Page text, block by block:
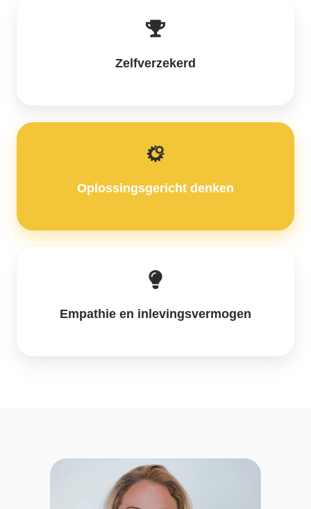
Zelfverzekerd
Oplossingsgericht denken
Empathie en inlevingsvermogen